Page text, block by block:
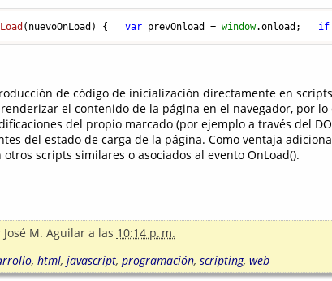
( nuevoOnLoad ) { var prevOnload = window.onload ; if
de código de inicialización directamente en
el contenido de la página en el navegador, por
del propio marcado (por ejemplo a través del
del estado de carga de la página. Como ventaja
scripts similares o asociados al evento OnLoad().
José M. Aguilar a las 10:14 p. m.
, html, javascript, programación, scripting, web